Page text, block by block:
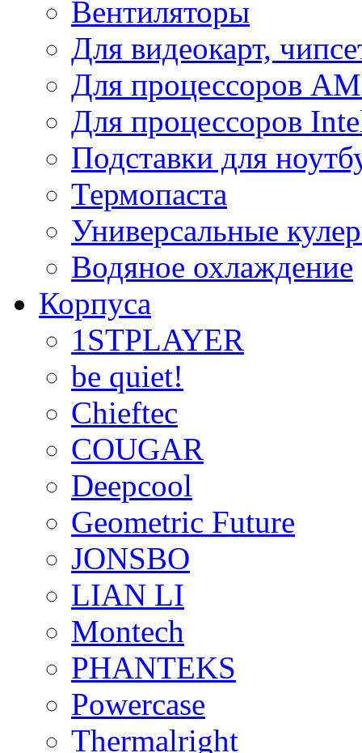
Вентиляторы
Для видеокарт,
Для процессоров
Для процессоров
Подставки для
Термопаста
Универсальные
Водяное охлаждение
Корпуса
1STPLAYER
be quiet!
Chieftec
COUGAR
Deepcool
Geometric Future
JONSBO
LIAN LI
Montech
PHANTEKS
Powercase
Thermalright